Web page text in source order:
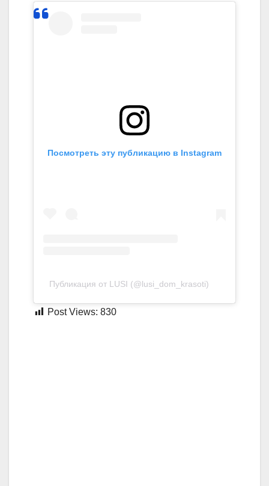
Посмотреть эту публикацию в Instagram
Публикация от LUSI (@lusi_dom_krasoti)
Post Views: 830